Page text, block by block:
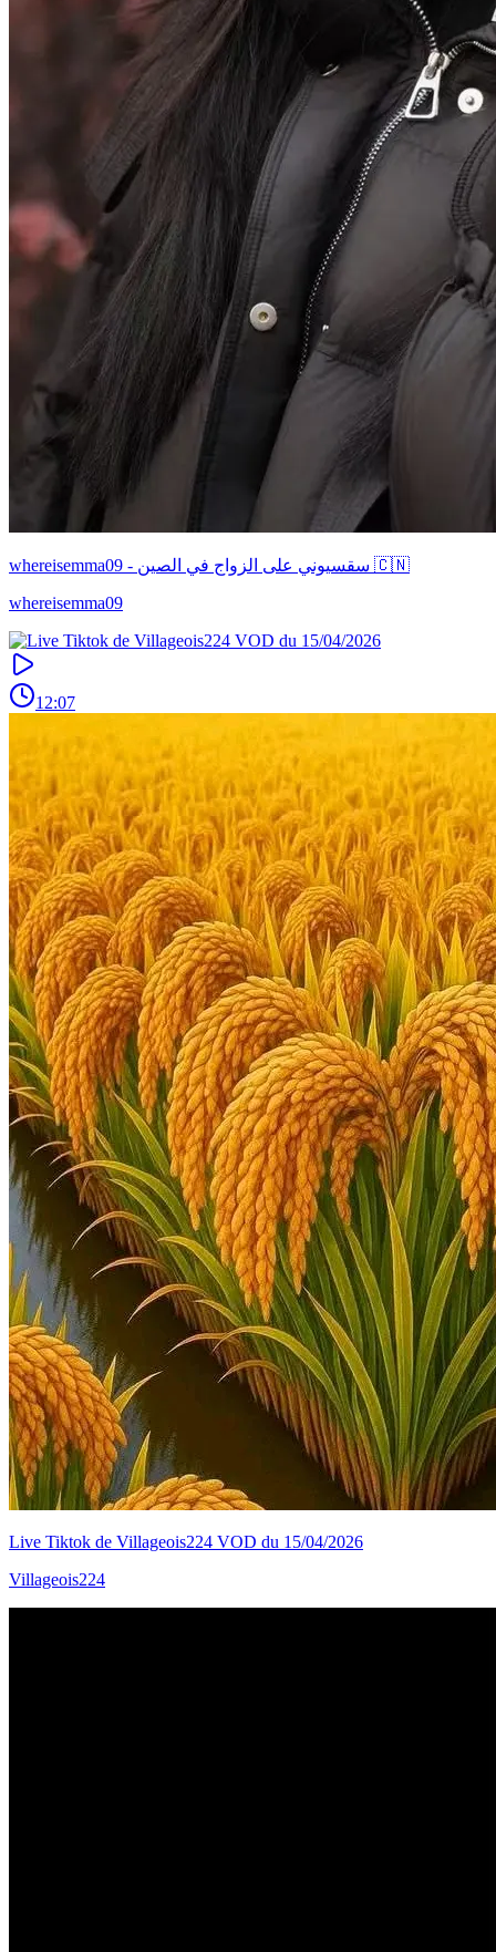
whereisemma09 - سقسيوني على الزواج في الصين 🇨🇳
whereisemma09
12:07
Live Tiktok de Villageois224 VOD du 15/04/2026
Villageois224